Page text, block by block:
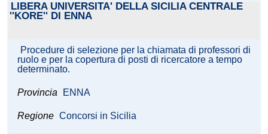
LIBERA UNIVERSITA' DELLA SICILIA CENTRALE
''KORE'' DI ENNA
Procedure di selezione per la chiamata di professori di
ruolo e per la copertura di posti di ricercatore a tempo
determinato.
Provincia ENNA
Regione Concorsi in Sicilia